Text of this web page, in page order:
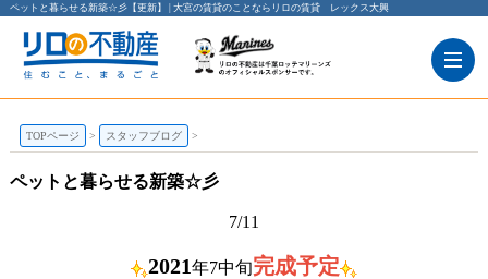
ペットと暮らせる新築☆彡【更新】 | 大宮の賃貸のことならリロの賃貸 レックス大興
TOPページ スタッフブログ
ペットと暮らせる新築☆彡
7/11
2021年7中旬完成予定